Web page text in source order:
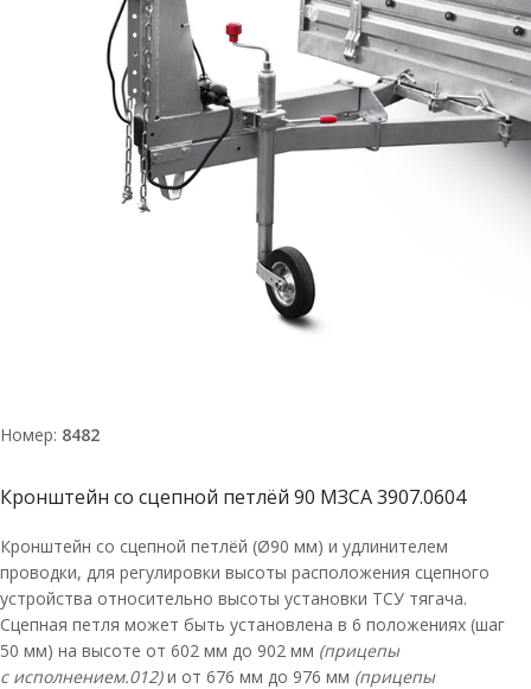
Номер: 8482
Кронштейн со сцепной петлёй 90 МЗСА 3907.0604
Кронштейн со сцепной петлёй (Ø90 мм) и удлинителем
проводки, для регулировки высоты расположения сцепного
устройства относительно высоты установки ТСУ тягача.
Сцепная петля может быть установлена в 6 положениях (шаг
50 мм) на высоте от 602 мм до 902 мм (прицепы
с исполнением.012)и от 676 мм до 976 мм (прицепы